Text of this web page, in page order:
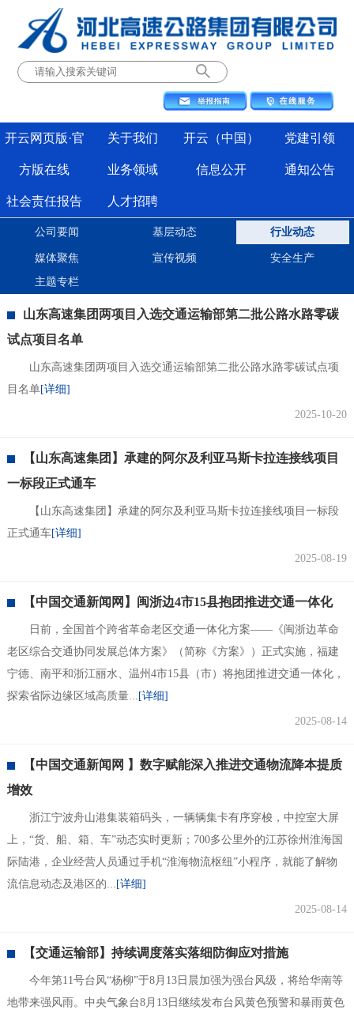
开云网页版·官
方版在线
关于我们 开云（中国） 党建引领
业务领域 信息公开 通知公告
社会责任报告 人才招聘
公司要闻 基层动态 行业动态
媒体聚焦 宣传视频
安全生产
主题专栏
山东高速集团两项目入选交通运输部第二批公路水路零碳
试点项目名单
山东高速集团两项目入选交通运输部第二批公路水路零碳试点项
目名单[详细]
2025-10-20
【山东高速集团】承建的阿尔及利亚马斯卡拉连接线项目
一标段正式通车
【山东高速集团】承建的阿尔及利亚马斯卡拉连接线项目一标段
正式通车[详细]
2025-08-19
【中国交通新闻网】闽浙边4市15县抱团推进交通一体化
日前，全国首个跨省革命老区交通一体化方案——《闽浙边革命
老区综合交通协同发展总体方案》（简称《方案》）正式实施，福建
宁德、南平和浙江丽水、温州4市15县（市）将抱团推进交通一体化，
探索省际边缘区域高质量... [详细]
2025-08-14
【中国交通新闻网 】数字赋能深入推进交通物流降本提质
增效
浙江宁波舟山港集装箱码头，一辆辆集卡有序穿梭，中控室大屏
上，“货、船、箱、车”动态实时更新；700多公里外的江苏徐州淮海国
际陆港，企业经营人员通过手机“淮海物流枢纽”小程序，就能了解物
流信息动态及港区的... [详细]
2025-08-14
【交通运输部】持续调度落实落细防御应对措施
今年第11号台风“杨柳”于8月13日晨加强为强台风级，将给华南等
地带来强风雨。中央气象台8月13日继续发布台风黄色预警和暴雨黄色